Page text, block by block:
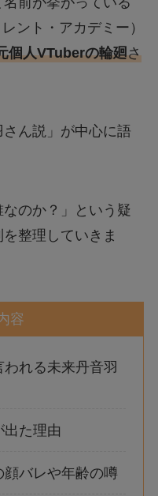
ント・アカデミー）
個人VTuberの輪廻さ
ん説」が中心に語
のか？」という疑
整理していきま
容
れる未来丹音羽
出た理由
バレや年齢の噂